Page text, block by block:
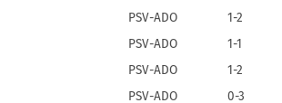
PSV-ADO
1-2
PSV-ADO
1-1
PSV-ADO
1-2
PSV-ADO 0-3